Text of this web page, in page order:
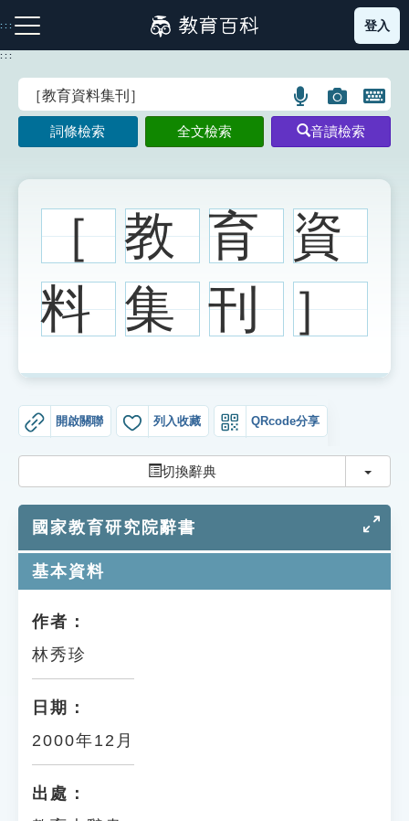
到
主
:::
注音索引圖示 筆畫索引圖示 部首索引表圖示
網站導覽
生字詞彙表
成語故事
索引選單
知識索引
生命大百科索引
遊戲專區
教學應用
貓頭鷹博士
登入
:::
語
言
搜
示
圖
片
搜
示
開
鍵
圖
詞條檢索 全文檢索 音讀檢索
［ 教 育 資
料 集 刊 ］
開啟關聯 列入收藏 QRcode分享
切換辭典 切換
國家教育研究院辭書
基本資料
作者：
林秀珍
日期：
2000年12月
出處：